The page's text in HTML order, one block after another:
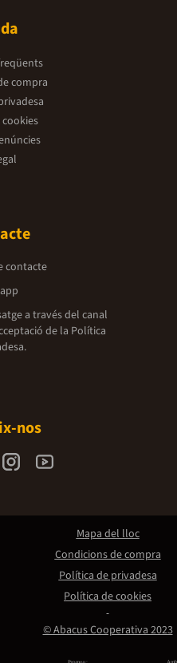
compra
contacte
a través del canal
de la Política
nos
© Abacus Cooperativa 2023
Mapa del lloc
Condicions de compra
Política de privadesa
Política de cookies